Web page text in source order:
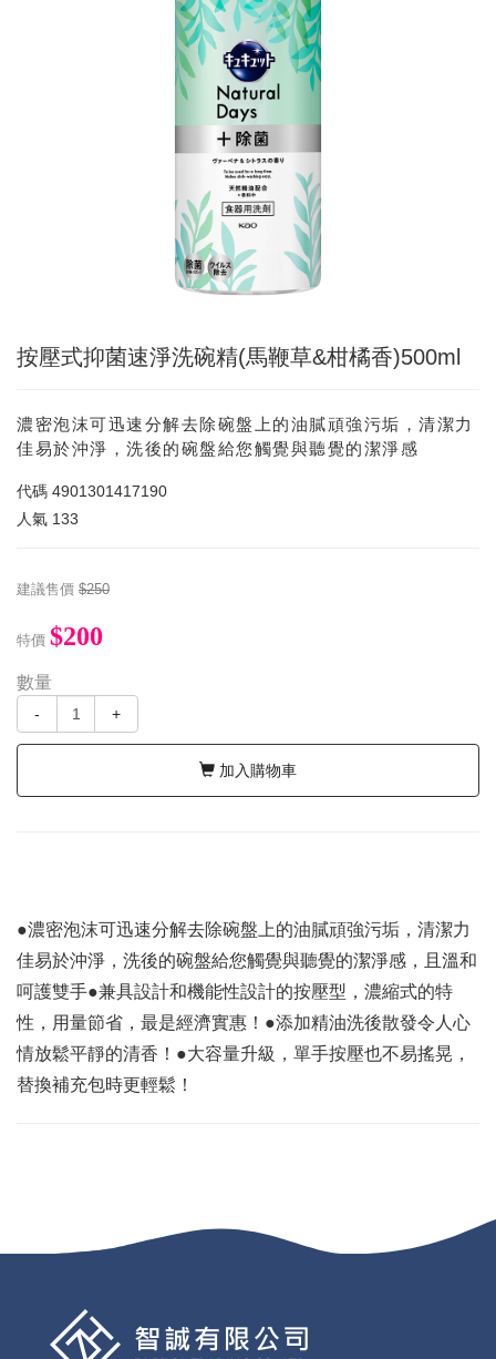
按壓式抑菌速淨洗碗精(馬鞭草&柑橘香)500ml
濃密泡沫可迅速分解去除碗盤上的油膩頑強污垢，清潔力
佳易於沖淨，洗後的碗盤給您觸覺與聽覺的潔淨感
代碼 4901301417190
人氣 133
建議售價 $250
特價 $200
數量
- +
加入購物車
●濃密泡沫可迅速分解去除碗盤上的油膩頑強污垢，清潔力
佳易於沖淨，洗後的碗盤給您觸覺與聽覺的潔淨感，且溫和
呵護雙手●兼具設計和機能性設計的按壓型，濃縮式的特
性，用量節省，最是經濟實惠！●添加精油洗後散發令人心
情放鬆平靜的清香！●大容量升級，單手按壓也不易搖晃，
替換補充包時更輕鬆！